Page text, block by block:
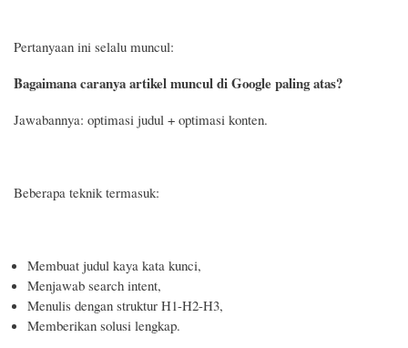
Pertanyaan ini selalu muncul:
Bagaimana caranya artikel muncul di Google paling atas?
Jawabannya: optimasi judul + optimasi konten.
Beberapa teknik termasuk:
Membuat judul kaya kata kunci,
Menjawab search intent,
Menulis dengan struktur H1-H2-H3,
Memberikan solusi lengkap.